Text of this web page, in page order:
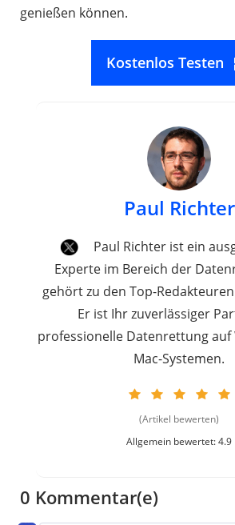
genießen können.
Kostenlos Testen
Paul Richter
Paul Richter ist ein
Experte im Bereich der
gehört zu den Top-
Er ist Ihr zuverlässiger
professionelle Datenrettung auf
Mac-Systemen.
(Artikel bewerten)
Allgemein bewertet: 4.9
0 Kommentar(e)